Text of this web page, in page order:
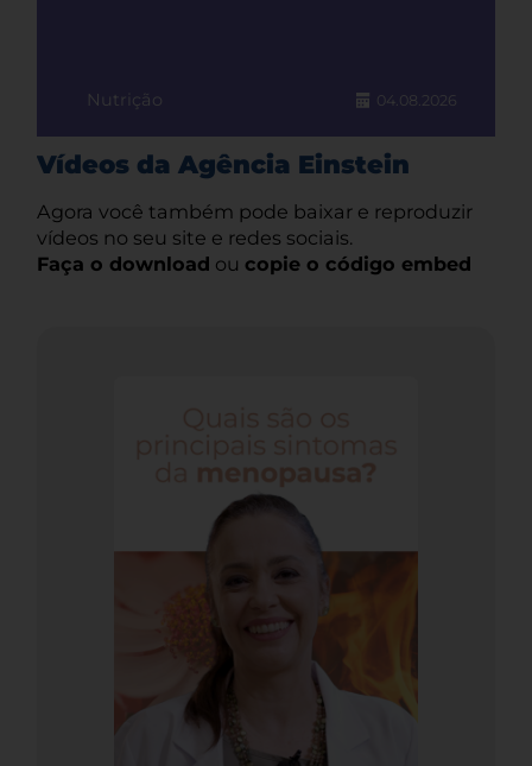
Nutrição 04.08.2026
Vídeos da Agência Einstein
Agora você também pode baixar e reproduzir
vídeos no seu site e redes sociais.
Faça o download ou copie o código embed